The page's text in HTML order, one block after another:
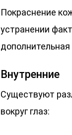
Покраснение
устранении
Внутренние
Существуют
вокруг глаз: